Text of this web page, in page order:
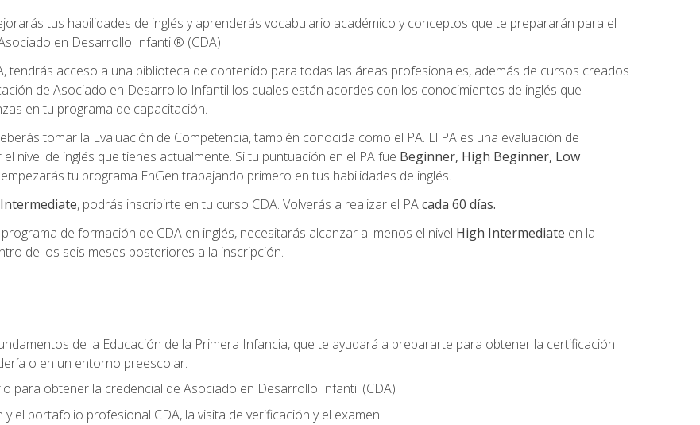
tus habilidades de inglés y aprenderás vocabulario académico y conceptos que te prepararán para el
en Desarrollo Infantil® (CDA).
tendrás acceso a una biblioteca de contenido para todas las áreas profesionales, además de cursos creados
de Asociado en Desarrollo Infantil los cuales están acordes con los conocimientos de inglés que
en tu programa de capacitación.
tomar la Evaluación de Competencia, también conocida como el PA. El PA es una evaluación de
nivel de inglés que tienes actualmente. Si tu puntuación en el PA fue Beginner, High Beginner, Low
empezarás tu programa EnGen trabajando primero en tus habilidades de inglés.
, podrás inscribirte en tu curso CDA. Volverás a realizar el PAcada 60 días.
de formación de CDA en inglés, necesitarás alcanzar al menos el nivel High Intermediate en la
de los seis meses posteriores a la inscripción.
de la Educación de la Primera Infancia, que te ayudará a prepararte para obtener la certificación
o en un entorno preescolar.
para obtener la credencial de Asociado en Desarrollo Infantil (CDA)
el portafolio profesional CDA, la visita de verificación y el examen